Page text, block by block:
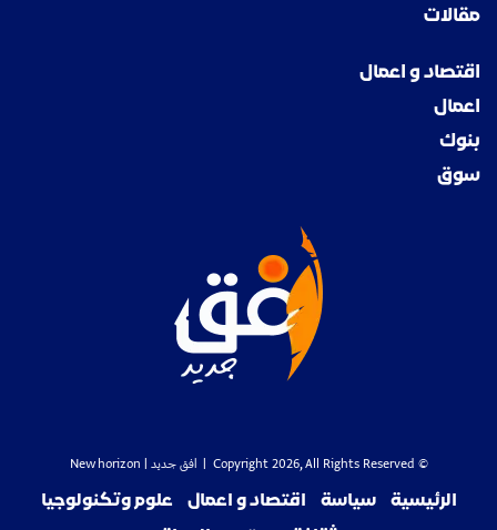
مقالات
اقتصاد و اعمال
اعمال
بنوك
سوق
© Copyright 2026, All Rights Reserved | افق جديد
الرئيسية سياسة اقتصاد و اعمال
علوم وتكنولوجيا